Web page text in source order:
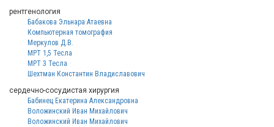
рентгенология
Бабакова Эльнара Атаевна
Компьютерная томография
Меркулов Д.В.
МРТ 1,5 Тесла
МРТ 3 Тесла
Шехтман Константин Владиславович
сердечно-сосудистая хирургия
Бабинец Екатерина Александровна
Воложинский Иван Михайлович
Воложинский Иван Михайлович